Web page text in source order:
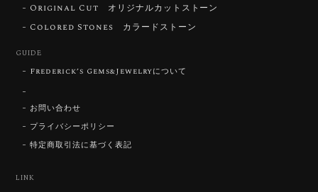
2026/07/23
ずっと待ち望んでいたカットを運よく購入できて嬉し
る不思議なカットだと感じました。強い煌めきだけで
Original Cut オリジナルカットストーン
Colored Stones カラードストーン
GUIDE
Frederick’s Gems&Jewelryについて
お問い合わせ
プライバシーポリシー
特定商取引法に基づく表記
LINK